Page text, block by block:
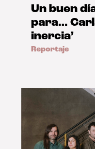
Un buen
para…
inercia’
Reportaje